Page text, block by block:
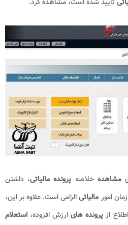
مشاهده خلاصه پرونده مالیاتی، داشتن
امور مالیاتیالزامی است. علاوه بر این،
از پرونده هایارزش افزوده، استعلام